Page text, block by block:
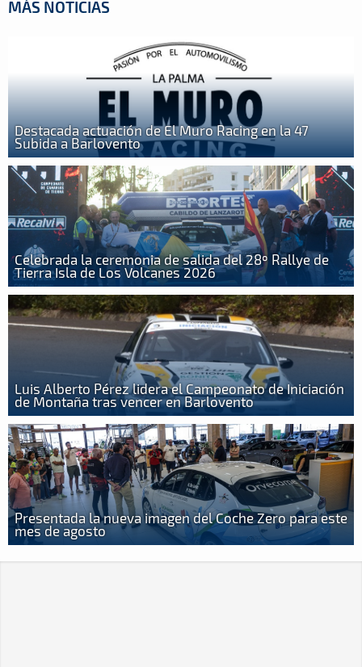
MÁS NOTICIAS
Destacada actuación de El Muro Racing en la 47
Subida a Barlovento
Celebrada la ceremonia de salida del 28º Rallye de
Tierra Isla de Los Volcanes 2026
Luis Alberto Pérez lidera el Campeonato de Iniciación
de Montaña tras vencer en Barlovento
Presentada la nueva imagen del Coche Zero para este
mes de agosto